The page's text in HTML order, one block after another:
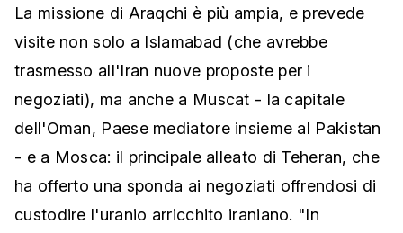
La missione di Araqchi è più ampia, e prevede
visite non solo a Islamabad (che avrebbe
trasmesso all'Iran nuove proposte per i
negoziati), ma anche a Muscat - la capitale
dell'Oman, Paese mediatore insieme al Pakistan
- e a Mosca: il principale alleato di Teheran, che
ha offerto una sponda ai negoziati offrendosi di
custodire l'uranio arricchito iraniano. "In